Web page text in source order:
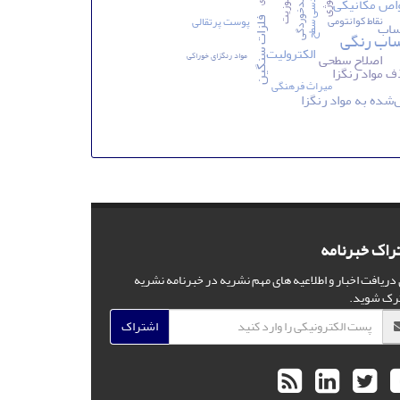
رنگی
به مواد رنگزا
مواد رنگزا
اصلاح سطحیالکترولیتفلزات سنگین نقاط کوانتومی
میراث فرهنگی
پوست پرتقالی
مواد رنگزای خوراکی
خبرنامه
دریافت اخبار و اطلاعیه های مهم نشریه در خبرنامه نشریه
شوید.
اشتراک